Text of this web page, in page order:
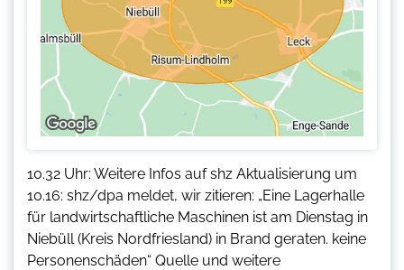
10.32 Uhr: Weitere Infos auf shz Aktualisierung um
10.16: shz/dpa meldet, wir zitieren: „Eine Lagerhalle
für landwirtschaftliche Maschinen ist am Dienstag in
Niebüll (Kreis Nordfriesland) in Brand geraten. keine
Personenschäden“ Quelle und weitere